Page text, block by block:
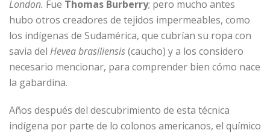
London. Fue Thomas Burberry; pero mucho antes
hubo otros creadores de tejidos impermeables, como
los indígenas de Sudamérica, que cubrían su ropa con
savia del Hevea brasiliensis(caucho) y a los considero
necesario mencionar, para comprender bien cómo nace
la gabardina.
Años después del descubrimiento de esta técnica
indígena por parte de lo colonos americanos, el químico